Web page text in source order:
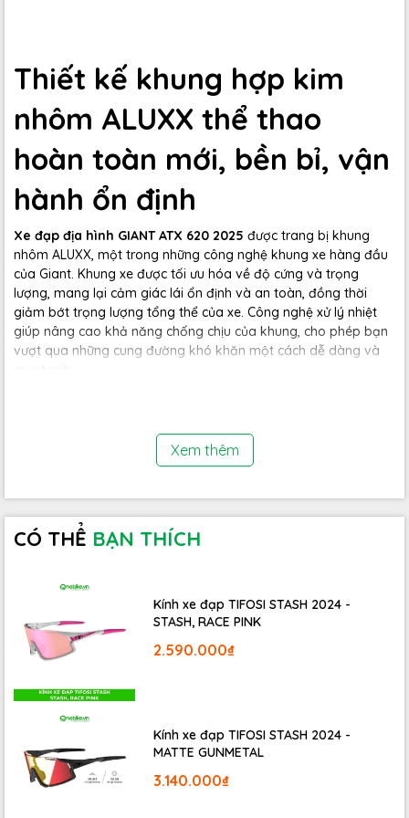
Thiết kế khung hợp kim
nhôm ALUXX thể thao
hoàn toàn mới, bền bỉ, vận
hành ổn định
Xe đạp địa hình GIANT ATX 620 2025 được trang bị khung
nhôm ALUXX, một trong những công nghệ khung xe hàng đầu
của Giant. Khung xe được tối ưu hóa về độ cứng và trọng
lượng, mang lại cảm giác lái ổn định và an toàn, đồng thời
giảm bớt trọng lượng tổng thể của xe. Công nghệ xử lý nhiệt
giúp nâng cao khả năng chống chịu của khung, cho phép bạn
vượt qua những cung đường khó khăn một cách dễ dàng và
Phuộc giảm chấn thép
Xem thêm
CÓ THỂ BẠN THÍCH
Kính xe đạp TIFOSI STASH 2024 -
STASH, RACE PINK
2.590.000₫
Kính xe đạp TIFOSI STASH 2024 -
MATTE GUNMETAL
3.140.000₫